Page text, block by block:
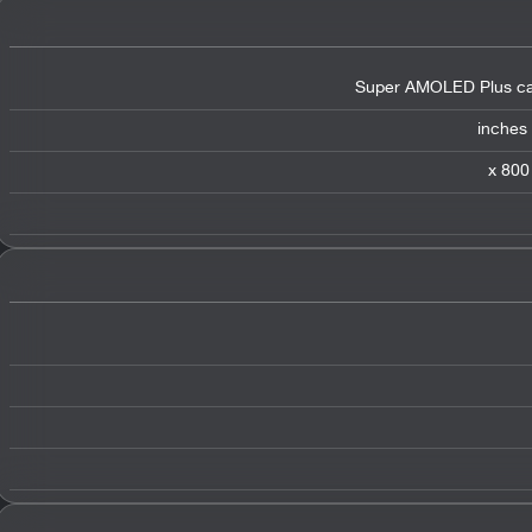
Super AMOLED Plus